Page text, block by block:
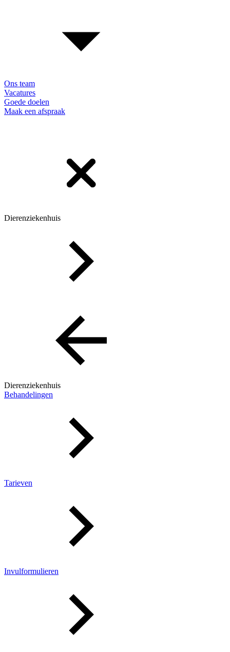
Ons team
Vacatures
Goede doelen
Maak een afspraak
Dierenziekenhuis
Dierenziekenhuis
Behandelingen
Tarieven
Invulformulieren